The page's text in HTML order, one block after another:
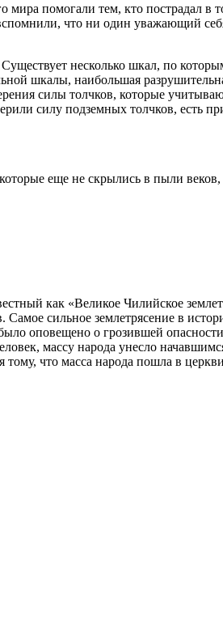
помогали тем, кто пострадал в
что ни один уважающий
несколько шкал, по
шкалы, наибольшая
силы толчков, которые
силу подземных толчков, есть
еще не скрылись в пыли
как «Великое Чилийское
сильное землетрясение в
оповещено о грозившей
массу народа унесло
что масса народа пошла в